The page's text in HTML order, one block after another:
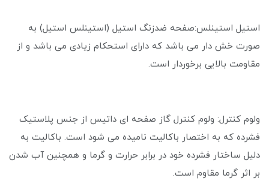
استیل استینلس:صفحه ضدزنگ استیل (استینلس استیل) به
صورت خش دار می باشد که دارای استحکام زیادی می باشد و از
مقاومت بالایی برخوردار است.
ولوم کنترل: ولوم کنترل گاز صفحه ای داتیس از جنس پلاستیک
فشرده که به اختصار باکالیت نامیده می شود است. باکالیت به
دلیل ساختار فشرده خود در برابر حرارت و گرما و همچنین آب شدن
بر اثر گرما مقاوم است.